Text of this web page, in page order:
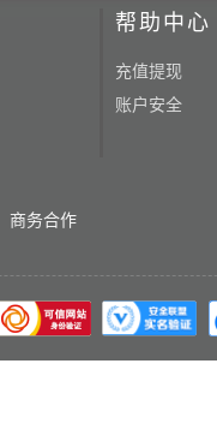
帮助中心
充值提现
账户安全
商务合作